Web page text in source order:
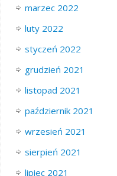
marzec 2022
luty 2022
styczeń 2022
grudzień 2021
listopad 2021
październik 2021
wrzesień 2021
sierpień 2021
lipiec 2021